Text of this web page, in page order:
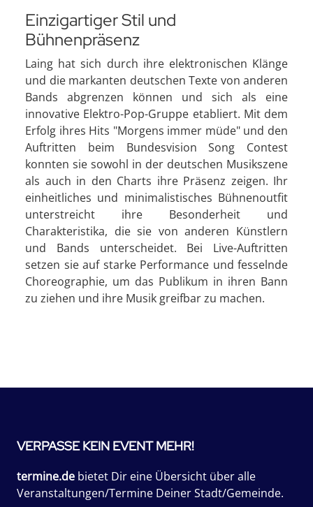
Einzigartiger Stil und
Bühnenpräsenz
Laing hat sich durch ihre elektronischen Klänge
und die markanten deutschen Texte von anderen
Bands abgrenzen können und sich als eine
innovative Elektro-Pop-Gruppe etabliert. Mit dem
Erfolg ihres Hits "Morgens immer müde" und den
Auftritten beim Bundesvision Song Contest
konnten sie sowohl in der deutschen Musikszene
als auch in den Charts ihre Präsenz zeigen. Ihr
einheitliches und minimalistisches Bühnenoutfit
unterstreicht ihre Besonderheit und
Charakteristika, die sie von anderen Künstlern
und Bands unterscheidet. Bei Live-Auftritten
setzen sie auf starke Performance und fesselnde
Choreographie, um das Publikum in ihren Bann
zu ziehen und ihre Musik greifbar zu machen.
VERPASSE KEIN EVENT MEHR!
termine.de bietet Dir eine Übersicht über alle
Veranstaltungen/Termine Deiner Stadt/Gemeinde.